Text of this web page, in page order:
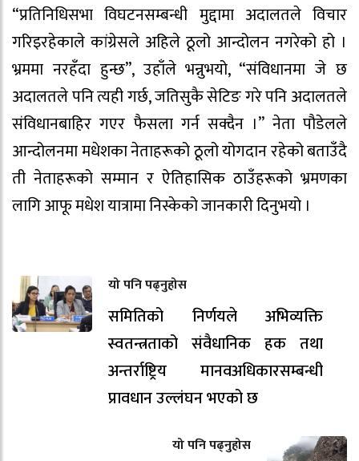
“प्रतिनिधिसभा विघटनसम्बन्धी मुद्दामा अदालतले विचार
गरिइरहेकाले कांग्रेसले अहिले ठूलो आन्दोलन नगरेको हो ।
भ्रममा नरहँदा हुन्छ”, उहाँले भन्नुभयो, “संविधानमा जे छ
अदालतले पनि त्यही गर्छ, जतिसुकै सेटिङ गरे पनि अदालतले
संविधानबाहिर गएर फैसला गर्न सक्दैन ।” नेता पौडेलले
आन्दोलनमा मधेशका नेताहरूको ठूलो योगदान रहेको बताउँदै
ती नेताहरूको सम्मान र ऐतिहासिक ठाउँहरूको भ्रमणका
लागि आफू मधेश यात्रामा निस्केको जानकारी दिनुभयो ।
यो पनि पढ्नुहोस
समितिको निर्णयले अभिव्यक्ति
स्वतन्त्रताको संवैधानिक हक तथा
अन्तर्राष्ट्रिय मानवअधिकारसम्बन्धी
प्रावधान उल्लंघन भएको छ
यो पनि पढ्नुहोस